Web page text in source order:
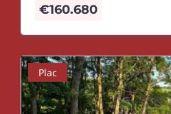
€160.680
Plac